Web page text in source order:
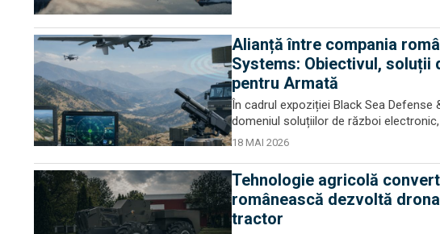
Alianță între compania
Systems: Obiectivul,
pentru Armată
În cadrul expoziției Black Sea
domeniul soluțiilor de război
18 MAI 2026
Tehnologie agricolă
românească dezvoltă
tractor